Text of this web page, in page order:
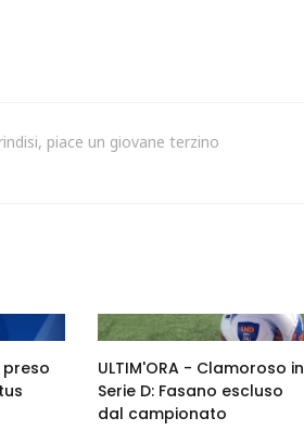
piace un giovane terzino
preso
ULTIM'ORA - Clamoroso in
Serie D: Fasano escluso
dal campionato